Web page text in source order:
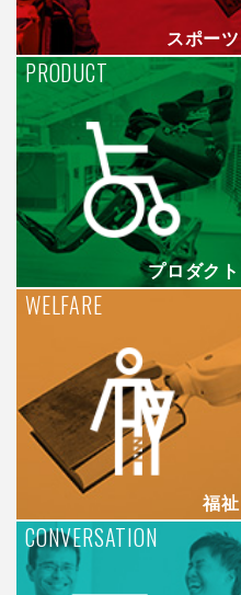
スポーツ
プロダクト
PRODUCT
福祉
WELFARE
CONVERSATION